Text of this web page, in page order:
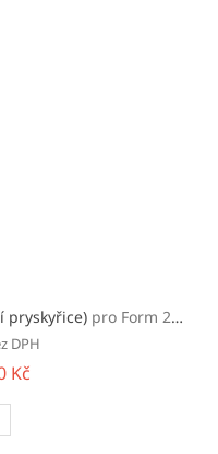
pryskyřice) pro Form 2/3/+
DPH
Kč